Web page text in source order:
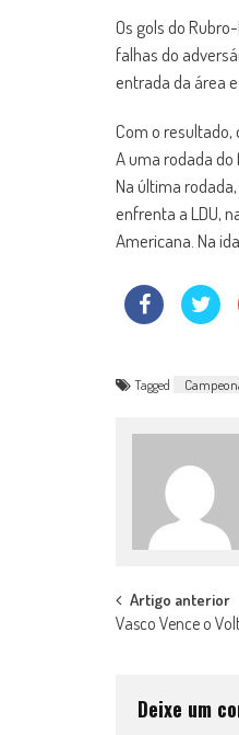
Os gols do
falhas do
entrada da área
Com o resultado,
A uma rodada
Na última
enfrenta a LDU,
Americana. Na
Tagged
Post
Artigo anterior
Vasco Vence o
Deixe um